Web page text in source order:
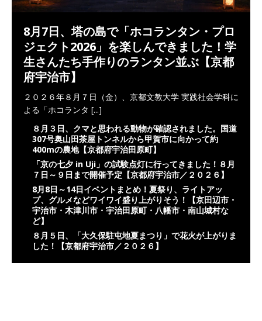
8月7日、塔の島で「ホコランタン・プロ
ジェクト2026」を楽しんできました！学
生さんたち手作りのランタン並ぶ【京都
府宇治市】
２０２６年８月７日（金）、京都文教大学 実践社会学科に
よる「ホコランタ [...]
８月３日、クマと思われる動物が確認されました。国道
307号奥山田茶屋トンネルから甲賀市に向かって約
400mの農地【京都府宇治田原町】
「京の七夕 in Uji」の試験点灯に行ってきました！８月
７日～９日まで開催予定【京都府宇治市／２０２６】
8月8日～14日イベントまとめ！夏祭り、ライトアッ
プ、グルメなどワイワイ盛り上がりそう！【京田辺市・
宇治市・木津川市・宇治田原町・八幡市・南山城村な
ど】
８月５日、「大久保駐屯地夏まつり」で花火が上がりま
した！【京都府宇治市／２０２６】